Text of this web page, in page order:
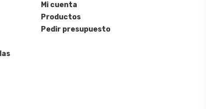
Mi cuenta
Productos
Pedir presupuesto